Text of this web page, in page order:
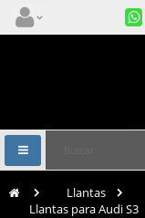
Navegación
Toggle
Llantas
Llantas para Audi S3